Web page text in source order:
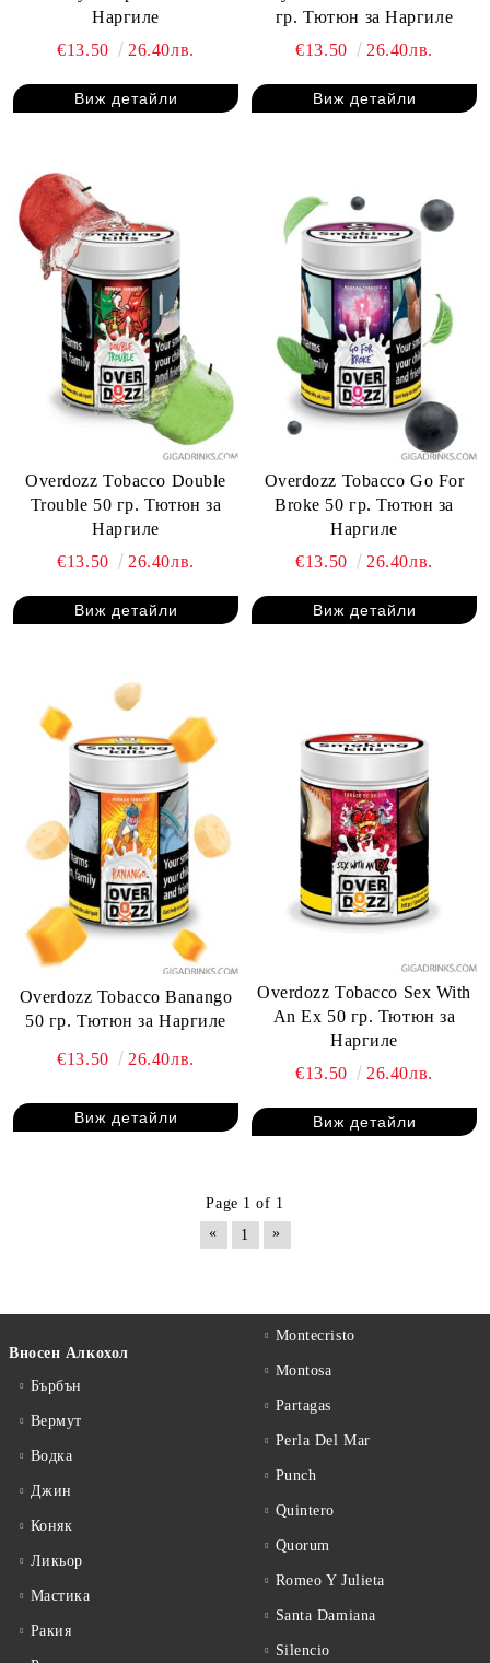
Наргиле
€13.50
26.40лв.
Виж детайли
гр. Тютюн за Наргиле
€13.50
26.40лв.
Виж детайли
Overdozz Tobacco Double
Trouble 50 гр. Тютюн за
Наргиле
€13.50
26.40лв.
Виж детайли
Overdozz Tobacco Go For
Broke 50 гр. Тютюн за
Наргиле
€13.50
26.40лв.
Виж детайли
Overdozz Tobacco Banango
50 гр. Тютюн за Наргиле
€13.50 26.40лв.
Виж детайли
Overdozz Tobacco Sex With
An Ex 50 гр. Тютюн за
Наргиле
€13.50
26.40лв.
Виж детайли
Page 1 of 1
«
1 »
Вносен Алкохол
Бърбън
Вермут
Водка
Джин
Коняк
Ликьор
Мастика
Ракия
Montecristo
Montosa
Partagas
Perla Del Mar
Punch
Quintero
Quorum
Romeo Y Julieta
Santa Damiana
Silencio